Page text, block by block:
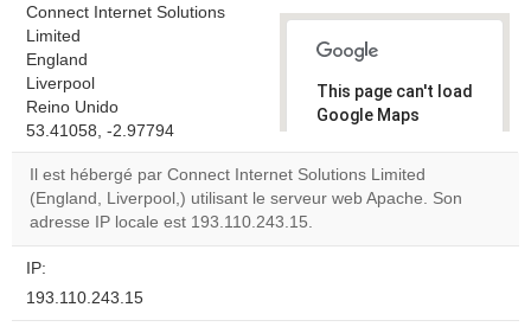
Connect Internet Solutions
Limited
England
Liverpool
Reino Unido
53.41058, -2.97794
This page can't load
Google Maps
Do you
own this
OK
Il est hébergé par Connect Internet Solutions Limited
(England, Liverpool,) utilisant le serveur web Apache. Son
adresse IP locale est 193.110.243.15.
IP:
193.110.243.15